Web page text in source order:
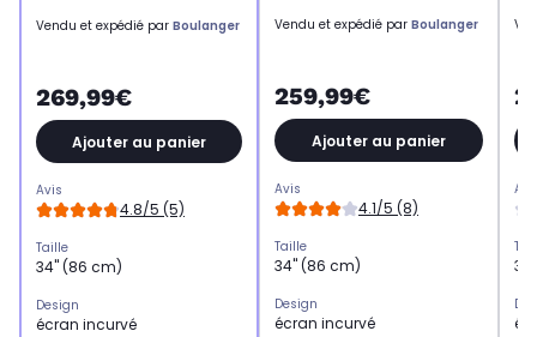
Vendu et expédié par Boulanger
269,99€
Ajouter au panier
Avis
4.8/5 (5)
Taille
34" (86 cm)
Design
écran incurvé
Vendu et expédié par Boulanger
259,99€
Ajouter au panier
Avis
4.1/5 (8)
Taille
34" (86 cm)
Design
écran incurvé